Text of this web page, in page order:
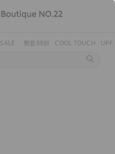
SALE 整套88折 COOL TOUCH